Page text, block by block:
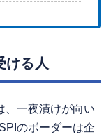
る人
、一夜漬けが向い
のボーダーは企